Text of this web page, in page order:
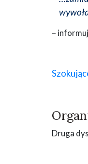
–
Druga